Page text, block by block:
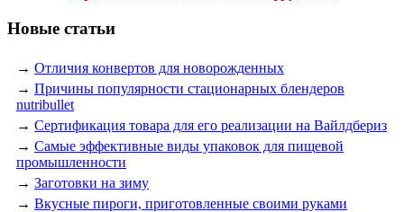
Новые статьи
→ Отличия конвертов для новорожденных
→ Причины популярности стационарных блендеров
nutribullet
→ Сертификация товара для его реализации на Вайлдбериз
→ Самые эффективные виды упаковок для пищевой
промышленности
→ Заготовки на зиму
→ Вкусные пироги, приготовленные своими руками